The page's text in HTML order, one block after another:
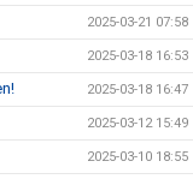
2025-03-21 07:58
2025-03-18 16:53
2025-03-18 16:47
2025-03-12 15:49
2025-03-10 18:55